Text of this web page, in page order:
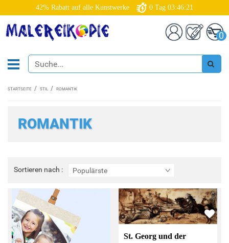
42% Rabatt auf alle Kunstwerke 0 Tag 03:46:18
0
STARTSEITE STIL ROMANTIK
ROMANTIK
Sortieren nach : Populärste
Sortieren
nach
St. Georg und der